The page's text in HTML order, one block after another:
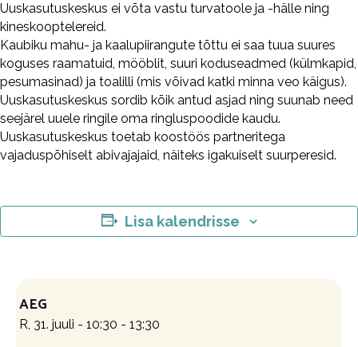
Uuskasutuskeskus ei võta vastu turvatoole ja -hälle ning
kineskooptelereid.
Kaubiku mahu- ja kaalupiirangute tõttu ei saa tuua suures
koguses raamatuid, mööblit, suuri koduseadmed (külmkapid,
pesumasinad) ja toalilli (mis võivad katki minna veo käigus).
Uuskasutuskeskus sordib kõik antud asjad ning suunab need
seejärel uuele ringile oma ringluspoodide kaudu.
Uuskasutuskeskus toetab koostöös partneritega
vajaduspõhiselt abivajajaid, näiteks igakuiselt suurperesid.
Lisa kalendrisse
AEG
R, 31. juuli - 10:30 - 13:30